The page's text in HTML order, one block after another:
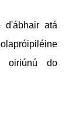
d'ábhair atá
oiriúnú do